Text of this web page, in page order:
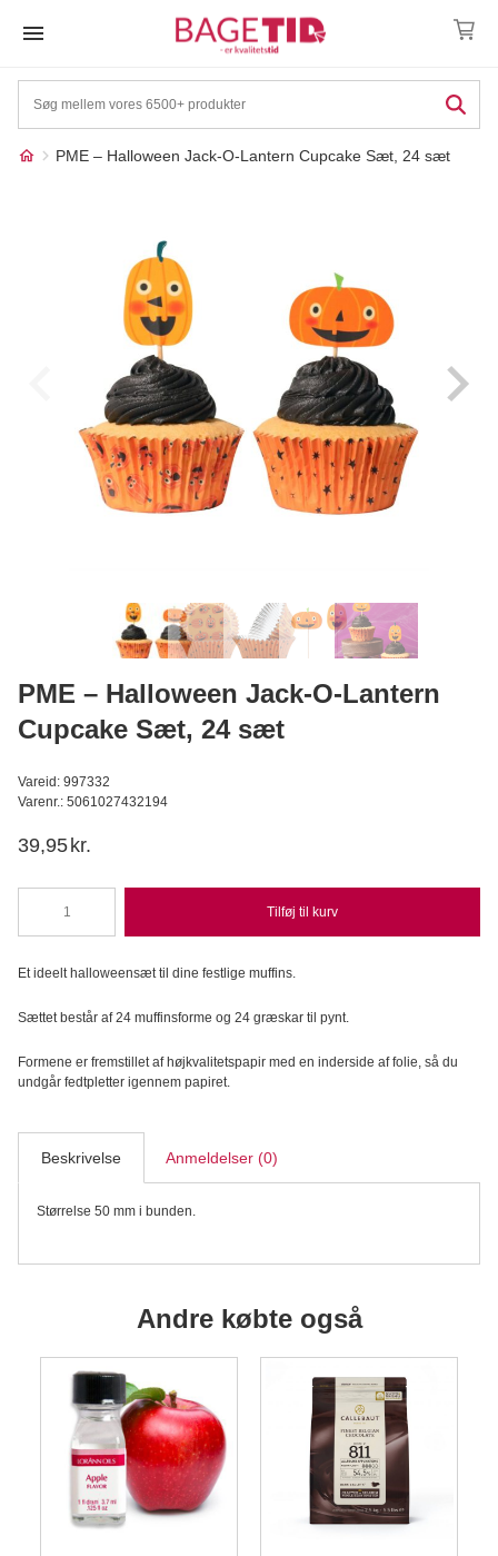
PME – Halloween Jack-O-Lantern Cupcake Sæt, 24 sæt
disse produkter have din
interesse?
Læg i kurv
PME – Halloween Jack-O-Lantern
Cupcake Sæt, 24 sæt
Vareid: 997332
Varenr.: 5061027432194
39,95 kr.
-
Jack-
Lantern
Sæt,
24
Tilføj til kurv
Et ideelt halloweensæt til dine festlige muffins.
Sættet består af 24 muffinsforme og 24 græskar til pynt.
Formene er fremstillet af højkvalitetspapir med en inderside af folie, så du
undgår fedtpletter igennem papiret.
Beskrivelse Anmeldelser (0)
Størrelse 50 mm i bunden.
Andre købte også